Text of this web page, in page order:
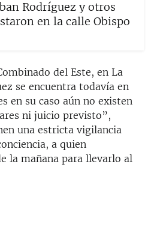
Rodríguez y otros
en la calle Obispo
del Este, en La
se encuentra todavía en
en su caso aún no existen
ni juicio previsto”,
una estricta vigilancia
a quien
la mañana para llevarlo al